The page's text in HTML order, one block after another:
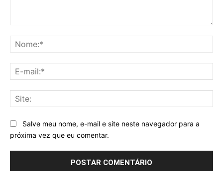
Salve meu nome, e-mail e site neste navegador para a
próxima vez que eu comentar.